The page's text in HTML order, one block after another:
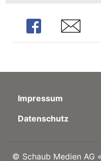
Share Share
Impressum
Datenschutz
© Schaub Medien AG